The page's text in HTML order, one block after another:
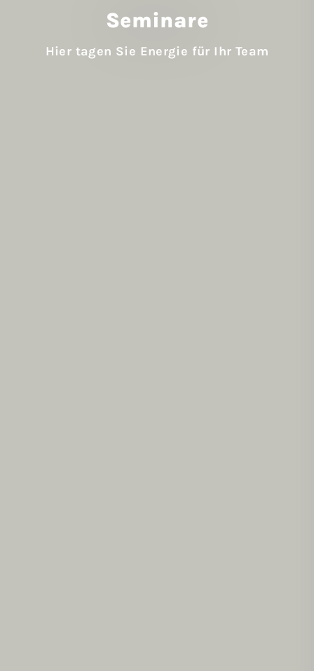
Seminare
Hier tagen Sie Energie für Ihr Team